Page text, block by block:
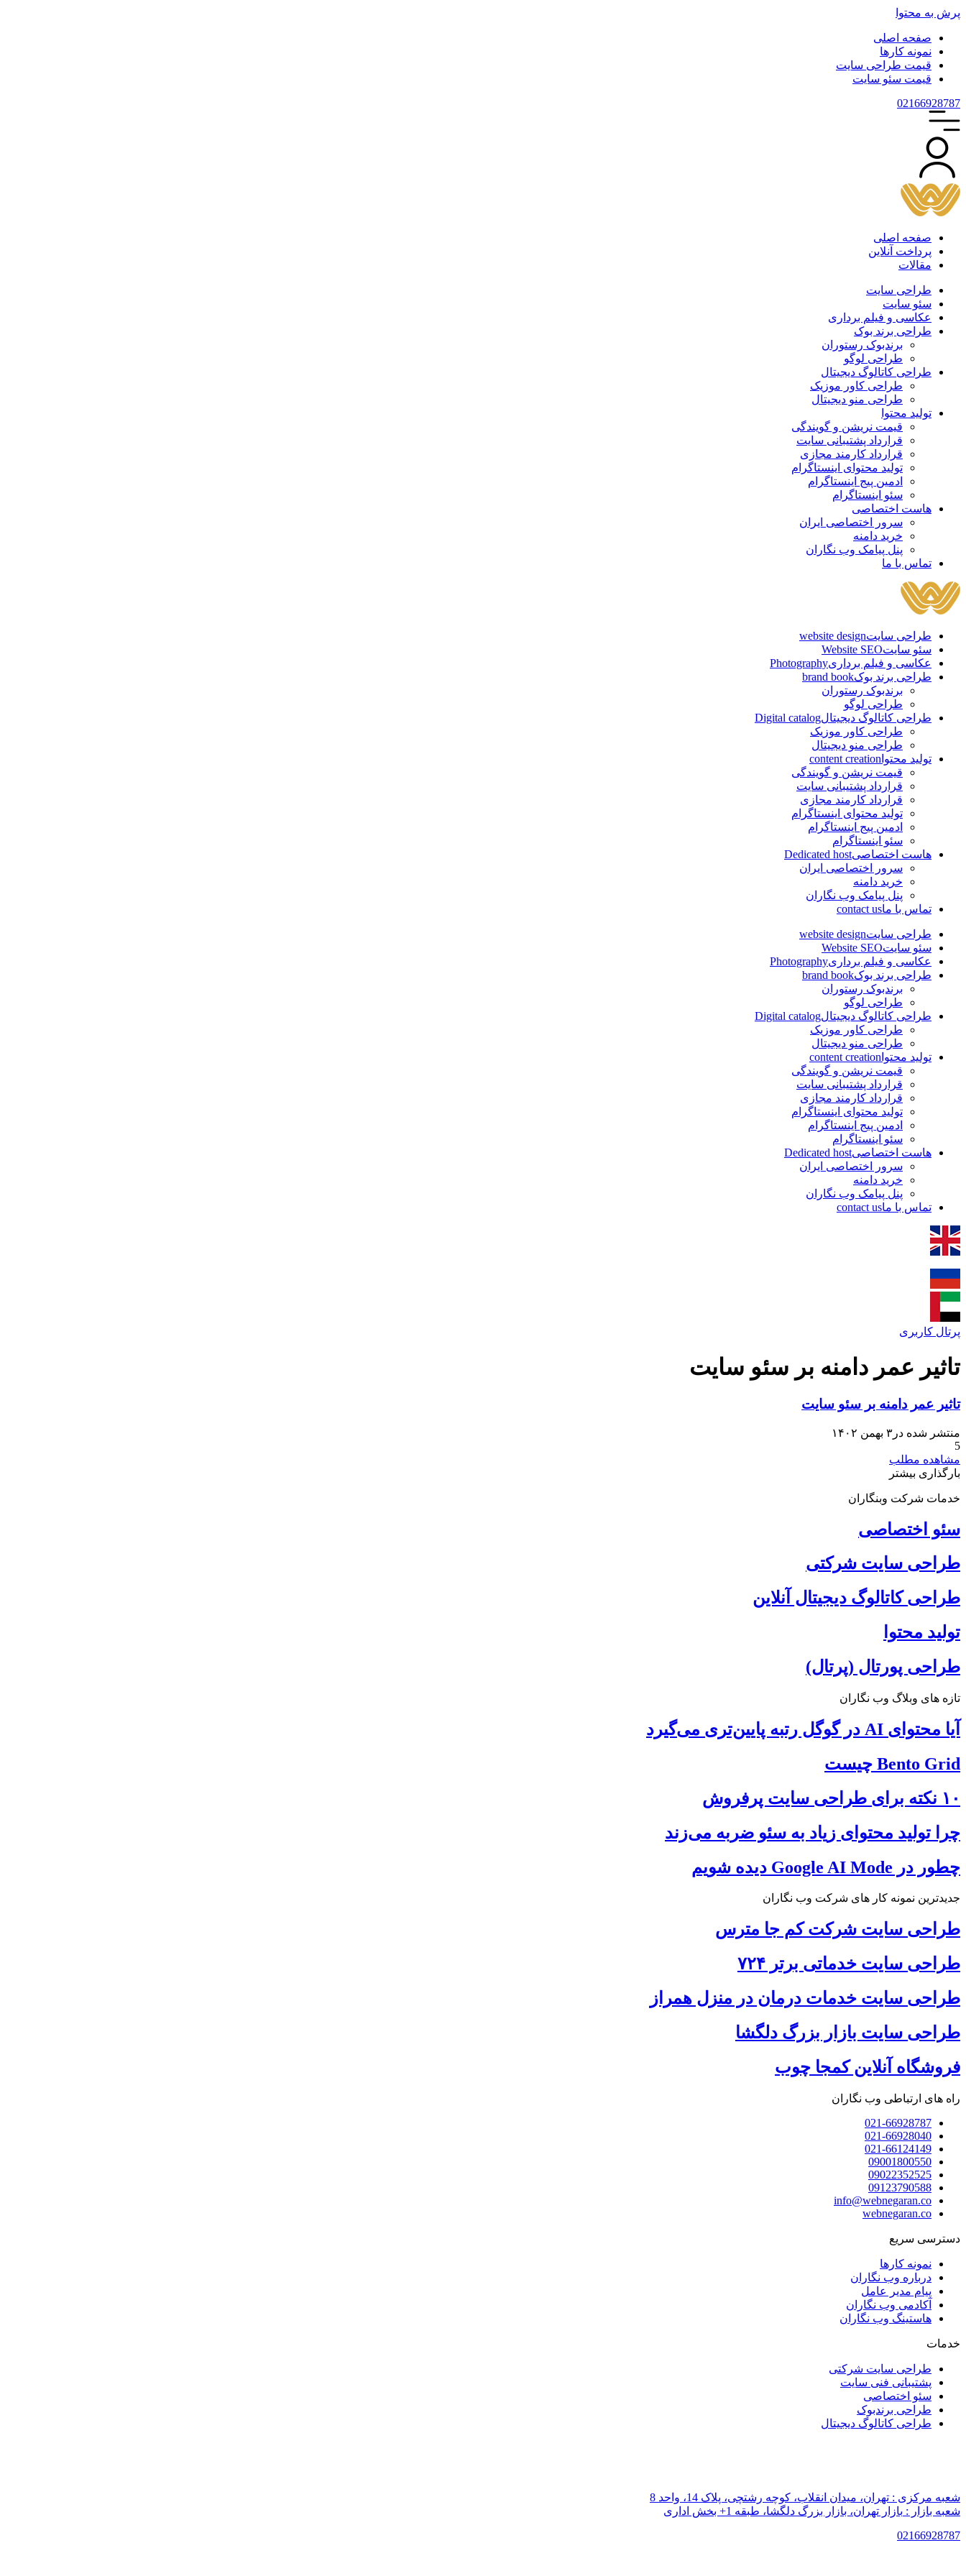
پرش به محتوا
صفحه اصلی
نمونه کارها
قیمت طراحی سایت
قیمت سئو سایت
02166928787
صفحه اصلی
پرداخت آنلاین
مقالات
طراحی سایت
سئو سایت
عکاسی و فیلم برداری
طراحی برند بوک
برندبوک رستوران
طراحی لوگو
طراحی کاتالوگ دیجیتال
طراحی کاور موزیک
طراحی منو دیجیتال
تولید محتوا
قیمت نریشن و گویندگی
قرارداد پشتیبانی سایت
قرارداد کارمند مجازی
تولید محتوای اینستاگرام
ادمین پیج اینستاگرام
سئو اینستاگرام
هاست اختصاصی
سرور اختصاصی ایران
خرید دامنه
پنل پیامک وب نگاران
تماس با ما
طراحی سایتwebsite design
سئو سایتWebsite SEO
عکاسی و فیلم برداریPhotography
طراحی برند بوکbrand book
برندبوک رستوران
طراحی لوگو
طراحی کاتالوگ دیجیتالDigital catalog
طراحی کاور موزیک
طراحی منو دیجیتال
تولید محتوا content creation
قیمت نریشن و گویندگی
قرارداد پشتیبانی سایت
قرارداد کارمند مجازی
تولید محتوای اینستاگرام
ادمین پیج اینستاگرام
سئو اینستاگرام
هاست اختصاصیDedicated host
سرور اختصاصی ایران
خرید دامنه
پنل پیامک وب نگاران
تماس با ماcontact us
طراحی سایتwebsite design
سئو سایتWebsite SEO
عکاسی و فیلم برداریPhotography
طراحی برند بوکbrand book
برندبوک رستوران
طراحی لوگو
طراحی کاتالوگ دیجیتالDigital catalog
طراحی کاور موزیک
طراحی منو دیجیتال
تولید محتوا content creation
قیمت نریشن و گویندگی
قرارداد پشتیبانی سایت
قرارداد کارمند مجازی
تولید محتوای اینستاگرام
ادمین پیج اینستاگرام
سئو اینستاگرام
هاست اختصاصیDedicated host
سرور اختصاصی ایران
خرید دامنه
پنل پیامک وب نگاران
تماس با ماcontact us
پرتال کاربری
تاثیر عمر دامنه بر سئو سایت
تاثیر عمر دامنه بر سئو سایت
منتشر شده در۳ بهمن ۱۴۰۲
5
مشاهده مطلب
بارگذاری بیشتر
خدمات شرکت وبنگاران
سئو اختصاصی
طراحی سایت شرکتی
طراحی کاتالوگ دیجیتال آنلاین
تولید محتوا
طراحی پورتال (پرتال)
تازه های وبلاگ وب نگاران
آیا محتوای AI در گوگل رتبه پایین‌تری می‌گیرد
Bento Grid چیست
۱۰ نکته برای طراحی سایت پرفروش
چرا تولید محتوای زیاد به سئو ضربه می‌زند
چطور در Google AI Mode دیده شویم
جدیدترین نمونه کار های شرکت وب نگاران
طراحی سایت شرکت کم جا مترس
طراحی سایت خدماتی برتر ۷۲۴
طراحی سایت خدمات درمان در منزل همراز
طراحی سایت بازار بزرگ دلگشا
فروشگاه آنلاین کمجا چوب
راه های ارتباطی وب نگاران
021-66928787
021-66928040
021-66124149
09001800550
09022352525
09123790588
info@webnegaran.co
webnegaran.co
دسترسی سریع
نمونه کارها
درباره وب نگاران
پیام مدیر عامل
آکادمی وب نگاران
هاستینگ وب نگاران
خدمات
طراحی سایت شرکتی
پشتیبانی فنی سایت
سئو اختصاصی
طراحی برندبوک
طراحی کاتالوگ دیجیتال
شعبه مرکزی : تهران، میدان انقلاب، کوچه رشتچی، پلاک 14، واحد 8
شعبه بازار : بازار تهران، بازار بزرگ دلگشا، طبقه 1+ بخش اداری
02166928787